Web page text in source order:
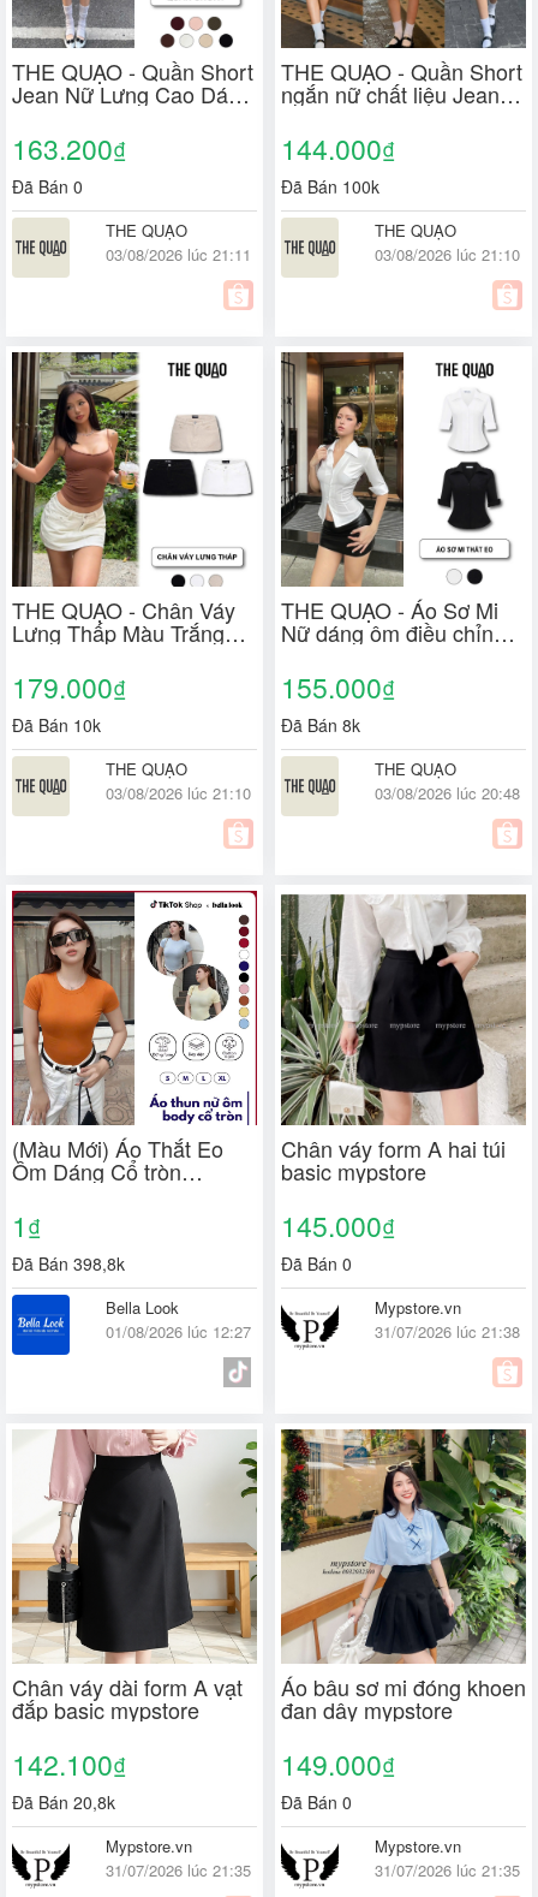
THE QUẠO - Quần Short
Jean Nữ Lưng Cao Dáng
Chữ A có nhiều màu
R2404_430
163.200₫
Đã Bán 0
THE QUẠO
03/08/2026 lúc 21:11
THE QUẠO - Quần Short
ngắn nữ chất liệu Jean
mềm dáng ngắn trên gối
phong cách S2208_705
144.000₫
Đã Bán 100k
THE QUẠO
03/08/2026 lúc 21:10
THE QUẠO - Chân Váy
Lưng Thấp Màu Trắng
Dáng Ôm Nhẹ Có Quần
Trong N0601_739
179.000₫
Đã Bán 10k
THE QUẠO
03/08/2026 lúc 21:10
THE QUẠO - Áo Sơ Mi
Nữ dáng ôm điều chỉnh
thắt eo Tay Lỡ
S2810_725
155.000₫
Đã Bán 8k
THE QUẠO
03/08/2026 lúc 20:48
(Màu Mới) Áo Thắt Eo
Ôm Dáng Cổ tròn
BellaLook Cotton Trơn
Women S M L XL XXL-
315
1 ₫
Đã Bán 398,8k
Bella Look
01/08/2026 lúc 12:27
Chân váy form A hai túi
basic mypstore
145.000₫
Đã Bán 0
Mypstore.vn
31/07/2026 lúc 21:38
Chân váy dài form A vạt
đắp basic mypstore
142.100₫
Đã Bán 20,8k
Mypstore.vn
31/07/2026 lúc 21:35
Áo bâu sơ mi đóng khoen
đan dây mypstore
149.000₫
Đã Bán 0
Mypstore.vn
31/07/2026 lúc 21:35